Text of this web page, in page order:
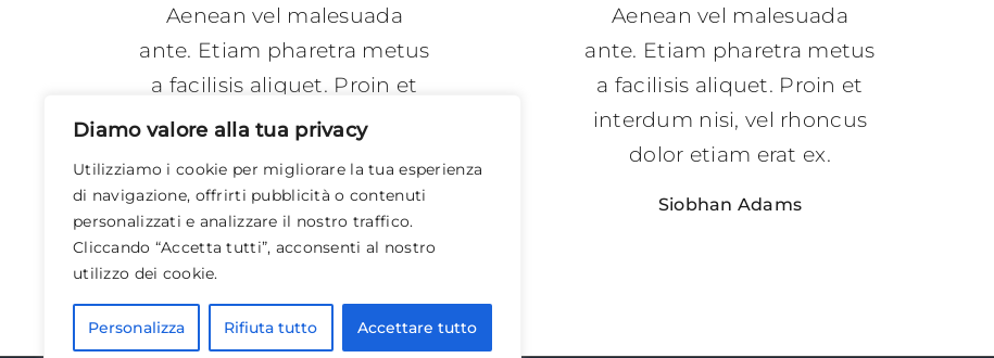
Diamo valore alla tua privacy
Utilizziamo i cookie per migliorare la tua esperienza
di navigazione, offrirti pubblicità o contenuti
personalizzati e analizzare il nostro traffico.
Cliccando “Accetta tutti”, acconsenti al nostro
utilizzo dei cookie.
Personalizza Rifiuta tutto Accettare tutto
Aenean vel malesuada
ante. Etiam pharetra metus
a facilisis aliquet. Proin et
interdum nisi, vel rhoncus
Joshua Clark
Aenean vel malesuada
ante. Etiam pharetra metus
a facilisis aliquet. Proin et
interdum nisi, vel rhoncus
dolor etiam erat ex.
Siobhan Adams